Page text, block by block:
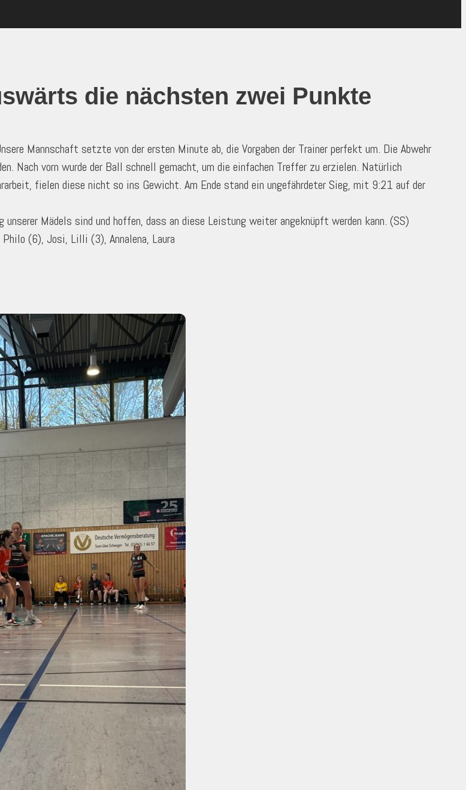
die nächsten zwei Punkte
Mannschaft setzte von der ersten Minute ab, die Vorgaben der Trainer perfekt um. Die Abwehr
Nach vorn wurde der Ball schnell gemacht, um die einfachen Treffer zu erzielen. Natürlich
fielen diese nicht so ins Gewicht. Am Ende stand ein ungefährdeter Sieg, mit 9:21 auf der
Mädels sind und hoffen, dass an diese Leistung weiter angeknüpft werden kann. (SS)
(6), Josi, Lilli (3), Annalena, Laura